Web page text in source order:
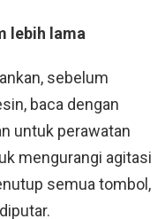
lebih lama
sebelum
baca dengan
untuk perawatan
mengurangi agitasi
semua tombol,